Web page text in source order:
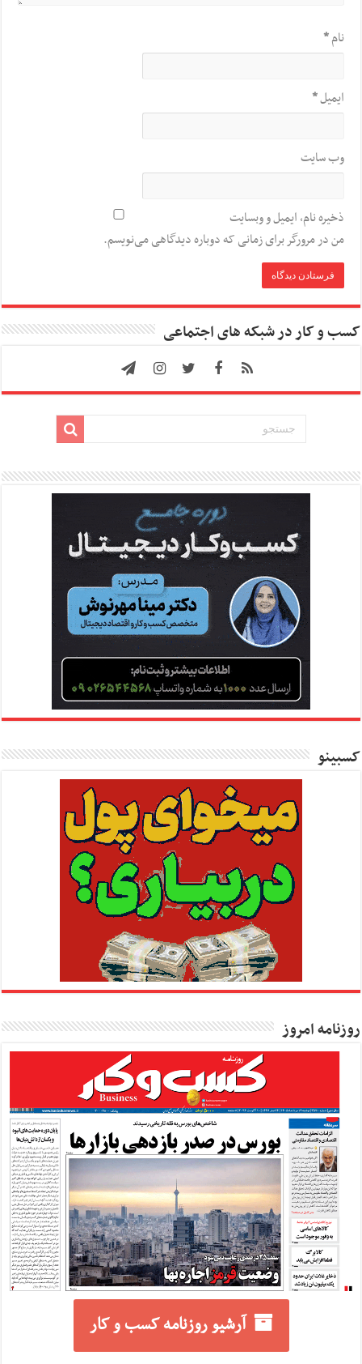
نام*
ایمیل*
وب‌ سایت
ذخیره نام، ایمیل و وبسایت
من در مرورگر برای زمانی که دوباره دیدگاهی می‌نویسم.
کسب و کار در شبکه های اجتماعی
کسبینو
روزنامه امروز
آرشیو روزنامه کسب و کار